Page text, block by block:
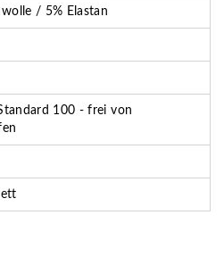
/ 5% Elastan
100 - frei von